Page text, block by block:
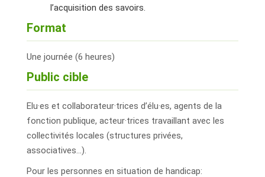
l’acquisition des savoirs.
Format
Une journée (6 heures)
Public cible
Elu·es et collaborateur·trices d’élu·es, agents de la
fonction publique, acteur·trices travaillant avec les
collectivités locales (structures privées,
associatives…).
Pour les personnes en situation de handicap: